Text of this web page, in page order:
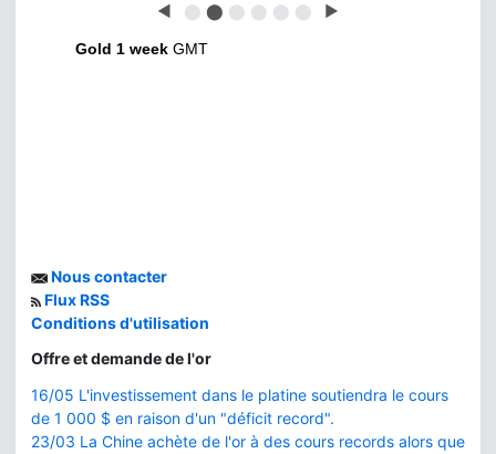
◀ ⬤ ⬤ ⬤ ⬤ ⬤ ⬤ ▶
Gold 1 week GMT
Nous contacter
Flux RSS
Conditions d'utilisation
Offre et demande de l'or
16/05 L'investissement dans le platine soutiendra le cours
de 1 000 $ en raison d'un "déficit record".
23/03 La Chine achète de l'or à des cours records alors que